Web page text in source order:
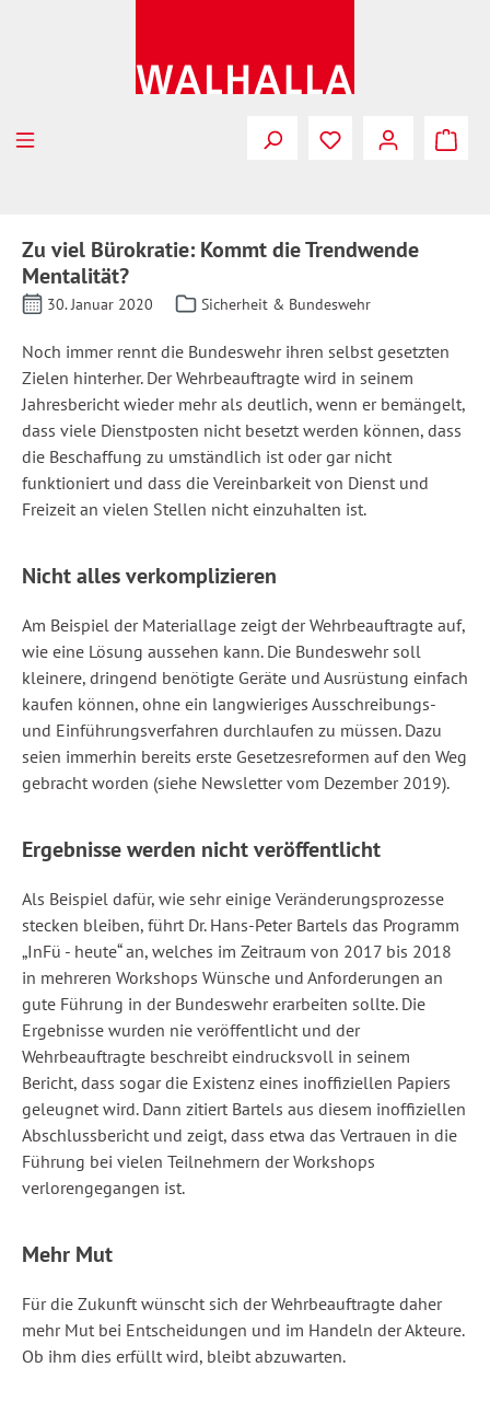
Zu viel Bürokratie: Kommt die Trendwende
Mentalität?
30. Januar 2020 Sicherheit & Bundeswehr
Noch immer rennt die Bundeswehr ihren selbst gesetzten
Zielen hinterher. Der Wehrbeauftragte wird in seinem
Jahresbericht wieder mehr als deutlich, wenn er bemängelt,
dass viele Dienstposten nicht besetzt werden können, dass
die Beschaffung zu umständlich ist oder gar nicht
funktioniert und dass die Vereinbarkeit von Dienst und
Freizeit an vielen Stellen nicht einzuhalten ist.
Nicht alles verkomplizieren
Am Beispiel der Materiallage zeigt der Wehrbeauftragte auf,
wie eine Lösung aussehen kann. Die Bundeswehr soll
kleinere, dringend benötigte Geräte und Ausrüstung einfach
kaufen können, ohne ein langwieriges Ausschreibungs-
und Einführungsverfahren durchlaufen zu müssen. Dazu
seien immerhin bereits erste Gesetzesreformen auf den Weg
gebracht worden (siehe Newsletter vom Dezember 2019).
Ergebnisse werden nicht veröffentlicht
Als Beispiel dafür, wie sehr einige Veränderungsprozesse
stecken bleiben, führt Dr. Hans-Peter Bartels das Programm
„InFü - heute“ an, welches im Zeitraum von 2017 bis 2018
in mehreren Workshops Wünsche und Anforderungen an
gute Führung in der Bundeswehr erarbeiten sollte. Die
Ergebnisse wurden nie veröffentlicht und der
Wehrbeauftragte beschreibt eindrucksvoll in seinem
Bericht, dass sogar die Existenz eines inoffiziellen Papiers
geleugnet wird. Dann zitiert Bartels aus diesem inoffiziellen
Abschlussbericht und zeigt, dass etwa das Vertrauen in die
Führung bei vielen Teilnehmern der Workshops
verlorengegangen ist.
Mehr Mut
Für die Zukunft wünscht sich der Wehrbeauftragte daher
mehr Mut bei Entscheidungen und im Handeln der Akteure.
Ob ihm dies erfüllt wird, bleibt abzuwarten.